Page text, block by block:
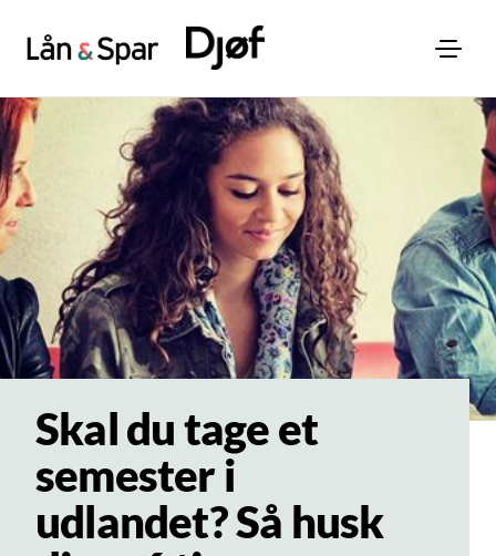
Skal du tage et
semester i
udlandet? Så husk